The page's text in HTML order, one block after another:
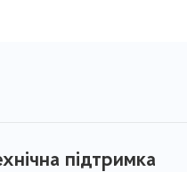
підтримка